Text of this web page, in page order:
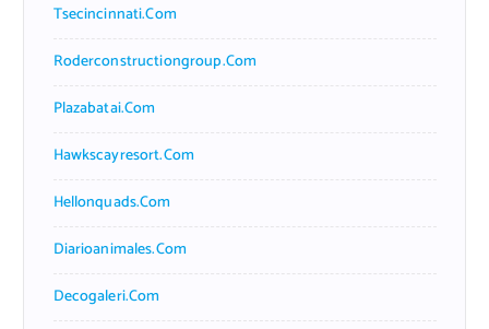
Tsecincinnati.com
Roderconstructiongroup.com
Plazabatai.com
Hawkscayresort.com
Hellonquads.com
Diarioanimales.com
Decogaleri.com